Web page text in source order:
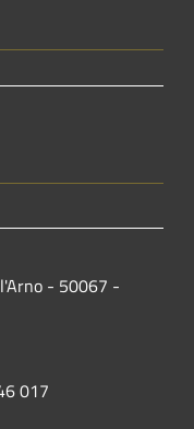
- 50067 -
017